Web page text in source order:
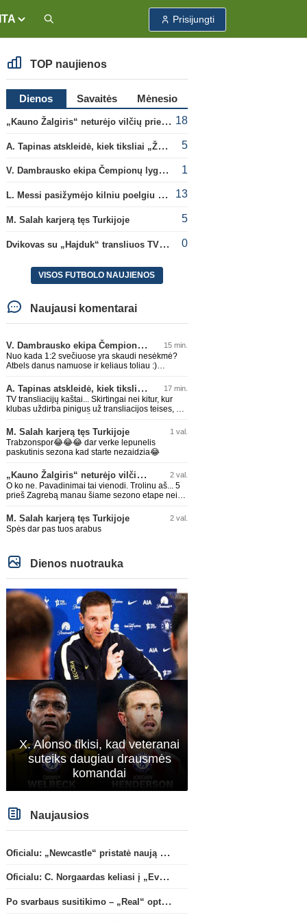
Prisijungti
TOP naujienos
Dienos Savaitės
Mėnesio
„Kauno Žalgiris“ neturėjo vilčių prieš „Dinamo“ 18
A. Tapinas atskleidė, kiek tiksliai „Žalgiris“ jau uždirbo iš UEFA premijų 5
V. Dambrausko ekipa Čempionų lygos atrankoje patyrė skaudžią nesėkmę 1
L. Messi pasižymėjo kilniu poelgiu dėl kilusių gaisrų Madride 13
M. Salah karjerą tęs Turkijoje 5
Dvikovas su „Hajduk“ transliuos TV3, paskutinėje transliacijoje – nauji rekordai 0
VISOS FUTBOLO NAUJIENOS
Naujausi komentarai
V. Dambrausko ekipa Čempionų lygos atrankoje patyrė skaudžią nesėkmę 15 min.
Nuo kada 1:2 svečiuose yra skaudi nesėkmė?
Atbels danus namuose ir keliaus toliau :)
A. Tapinas atskleidė, kiek tiksliai „Žalgiris“ jau uždirbo iš UEFA premijų 17 min.
TV transliacijų kaštai... Skirtingai nei kitur, kur
klubas uždirba pinigus už transliacijos teises, ŽV
M. Salah karjerą tęs Turkijoje 1 val.
Trabzonspor😂😂😂 dar verke lepunelis
paskutinis sezona kad starte nezaidzia😂
„Kauno Žalgiris“ neturėjo vilčių prieš „Dinamo“ 2 val.
O ko ne. Pavadinimai tai vienodi. Trolinu aš... 5
prieš Zagrebą manau šiame sezono etape nei
M. Salah karjerą tęs Turkijoje 2 val.
Spės dar pas tuos arabus
Dienos nuotrauka
X. Alonso tikisi, kad veteranai
suteiks daugiau drausmės
komandai
Naujausios
Oficialu: „Newcastle“ pristatė naują strategą
Oficialu: C. Norgaardas keliasi į „Everton“
Po svarbaus susitikimo – „Real“ optimizmas dėl naujos sutarties su Viniciumi